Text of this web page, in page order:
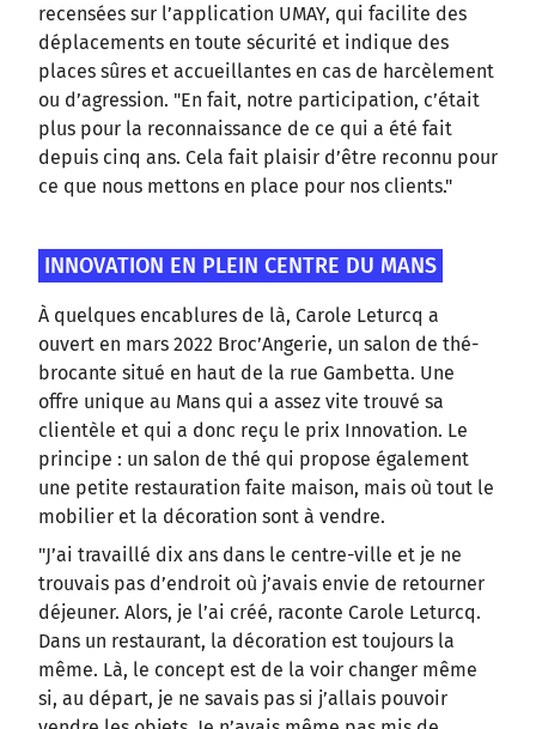
recensées sur l’application UMAY, qui facilite des
déplacements en toute sécurité et indique des
places sûres et accueillantes en cas de harcèlement
ou d’agression. "En fait, notre participation, c’était
plus pour la reconnaissance de ce qui a été fait
depuis cinq ans. Cela fait plaisir d’être reconnu pour
ce que nous mettons en place pour nos clients."
INNOVATION EN PLEIN CENTRE DU MANS
À quelques encablures de là, Carole Leturcq a
ouvert en mars 2022 Broc’Angerie, un salon de thé-
brocante situé en haut de la rue Gambetta. Une
offre unique au Mans qui a assez vite trouvé sa
clientèle et qui a donc reçu le prix Innovation. Le
principe : un salon de thé qui propose également
une petite restauration faite maison, mais où tout le
mobilier et la décoration sont à vendre.
"J’ai travaillé dix ans dans le centre-ville et je ne
trouvais pas d’endroit où j’avais envie de retourner
déjeuner. Alors, je l’ai créé, raconte Carole Leturcq.
Dans un restaurant, la décoration est toujours la
même. Là, le concept est de la voir changer même
si, au départ, je ne savais pas si j’allais pouvoir